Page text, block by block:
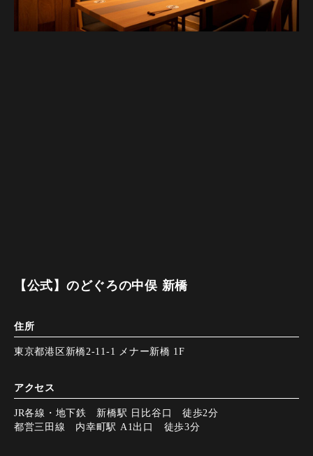
【公式】のどぐろの中俣 新橋
住所
東京都港区新橋2-11-1 メナー新橋 1F
アクセス
JR各線・地下鉄 新橋駅 日比谷口 徒歩2分
都営三田線 内幸町駅 A1出口 徒歩3分